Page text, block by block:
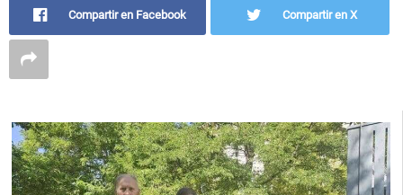
Compartir en Facebook Compartir en X